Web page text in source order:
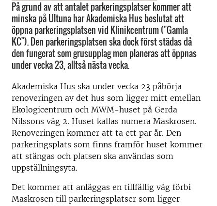
På grund av att antalet parkeringsplatser kommer att
minska på Ultuna har Akademiska Hus beslutat att
öppna parkeringsplatsen vid Klinikcentrum ("Gamla
KC"). Den parkeringsplatsen ska dock först städas då
den fungerat som grusupplag men planeras att öppnas
under vecka 23, alltså nästa vecka.
Akademiska Hus ska under vecka 23 påbörja
renoveringen av det hus som ligger mitt emellan
Ekologicentrum och MWM-huset på Gerda
Nilssons väg 2. Huset kallas numera Maskrosen.
Renoveringen kommer att ta ett par år. Den
parkeringsplats som finns framför huset kommer
att stängas och platsen ska användas som
uppställningsyta.
Det kommer att anläggas en tillfällig väg förbi
Maskrosen till parkeringsplatser som ligger